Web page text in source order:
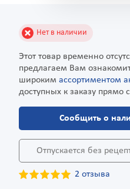
Нет в наличии
Этот товар временно
предлагаем Вам
широким ассортиментом
доступных к заказу прямо
Сообщить о
Отпускается без
2 отзыва